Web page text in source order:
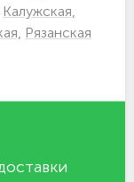
Калужская,
Рязанская